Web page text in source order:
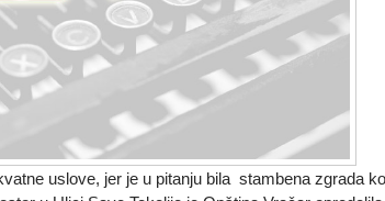
uslove, jer je u pitanju bila stambena zgrada